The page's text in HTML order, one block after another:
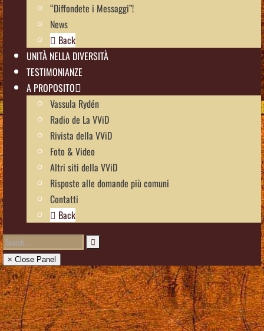
“Diffondete i Messaggi”!
News
Back
UNITÀ NELLA DIVERSITÀ
TESTIMONIANZE
A PROPOSITO
Vassula Rydén
Radio de La VViD
Rivista della VViD
Foto & Video
Altri siti della VViD
Risposte alle domande più comuni
Contatti
Back
× Close Panel